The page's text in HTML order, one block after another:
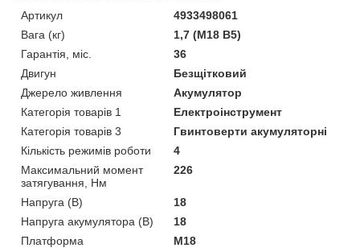
Артикул
4933498061
Вага (кг)
1,7 (M18 B5)
Гарантія, міс.
36
Двигун
Безщітковий
Джерело живлення
Акумулятор
Категорія товарів 1
Електроінструмент
Категорія товарів 3
Гвинтоверти акумуляторні
Кількість режимів роботи
4
Максимальний момент
затягування, Нм
226
Напруга (В)
18
Напруга акумулятора (В)
18
Платформа
M18